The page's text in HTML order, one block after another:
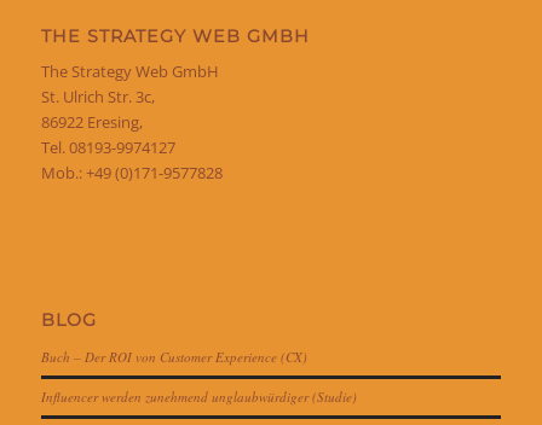
THE STRATEGY WEB GMBH
The Strategy Web GmbH
St. Ulrich Str. 3c,
86922 Eresing,
Tel. 08193-9974127
Mob.: +49 (0)171-9577828
BLOG
Buch – Der ROI von Customer Experience (CX)
Influencer werden zunehmend unglaubwürdiger (Studie)